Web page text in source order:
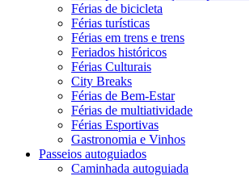
Férias de bicicleta
Férias turísticas
Férias em trens e trens
Feriados históricos
Férias Culturais
City Breaks
Férias de Bem-Estar
Férias de multiatividade
Férias Esportivas
Gastronomia e Vinhos
Passeios autoguiados
Caminhada autoguiada